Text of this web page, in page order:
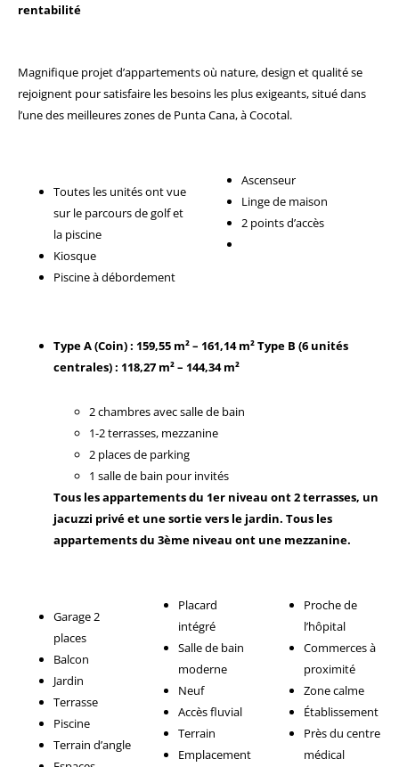
rentabilité
Magnifique projet d’appartements où nature, design et qualité se
rejoignent pour satisfaire les besoins les plus exigeants, situé dans
l’une des meilleures zones de Punta Cana, à Cocotal.
Toutes les unités ont vue
sur le parcours de golf et
la piscine
Kiosque
Piscine à débordement
Ascenseur
Linge de maison
2 points d’accès
Type A (Coin) : 159,55 m² – 161,14 m²Type B (6 unités
centrales) : 118,27 m² – 144,34 m²
2 chambres avec salle de bain
1-2 terrasses, mezzanine
2 places de parking
1 salle de bain pour invités
Tous les appartements du 1er niveau ont 2 terrasses, un
jacuzzi privé et une sortie vers le jardin. Tous les
appartements du 3ème niveau ont une mezzanine.
Garage 2
places
Balcon
Jardin
Terrasse
Piscine
Terrain d’angle
Placard
intégré
Salle de bain
moderne
Neuf
Accès fluvial
Terrain
Emplacement
Proche de
l’hôpital
Commerces à
proximité
Zone calme
Établissement
Près du centre
médical